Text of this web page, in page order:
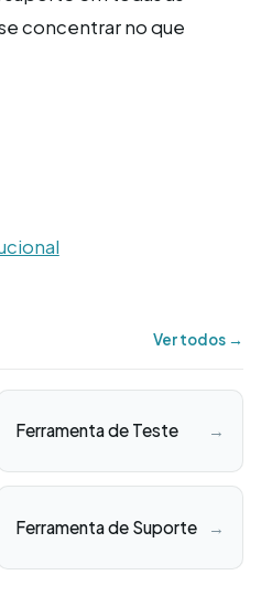
concentrar no que
Ver todos →
Ferramenta de Teste →
Ferramenta de Suporte →